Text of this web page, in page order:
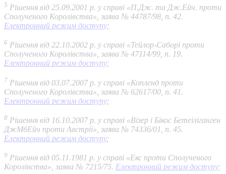
5 Рішення від 25.09.2001 р. у справі «П.Дж. та Дж.Ейч. проти
Сполученого Королівства», заява № 44787/98, п. 42.
Електронний режим доступу;
6 Рішення від 22.10.2002 р. у справі «Тейлор-Саборі проти
Сполученого Королівства», заява № 47114/99, п. 19.
Електронний режим доступу;
7 Рішення від 03.07.2007 р. у справі «Копленд проти
Сполученого Королівства», заява № 62617/00, п. 41.
Електронний режим доступу;
8 Рішення від 16.10.2007 р. у справі «Візер і Бікос Бетеіліганген
ДжМбЕйч проти Австрії», заява № 74336/01, п. 45.
Електронний режим доступу;
9 Рішення від 05.11.1981 р. у справі «Екс проти Сполученого
Королівства», заява № 7215/75. Електронний режим доступу;